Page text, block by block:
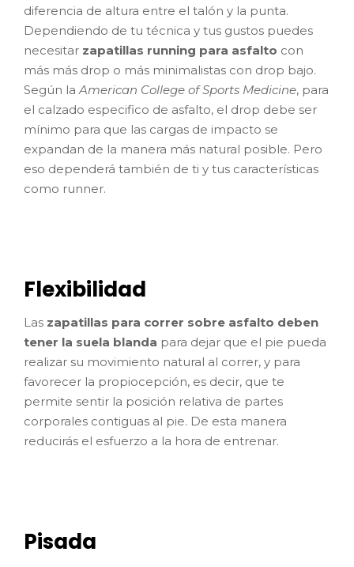
diferencia de altura entre el talón y la punta.
Dependiendo de tu técnica y tus gustos puedes
necesitar zapatillas running para asfalto con
más más drop o más minimalistas con drop bajo.
Según laAmerican College of Sports Medicine, para
el calzado especifico de asfalto, el drop debe ser
mínimo para que las cargas de impacto se
expandan de la manera más natural posible. Pero
eso dependerá también de ti y tus características
como runner.
Flexibilidad
Las zapatillas para correr sobre asfalto deben
tener la suela blanda para dejar que el pie pueda
realizar su movimiento natural al correr, y para
favorecer la propiocepción, es decir, que te
permite sentir la posición relativa de partes
corporales contiguas al pie. De esta manera
reducirás el esfuerzo a la hora de entrenar.
Pisada